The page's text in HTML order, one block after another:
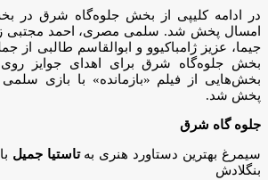
در ادامه کلیپی از بخش جلوه‌گاه شرق در
امسال پخش شد. سلمی مصری، احمد مجتبی
جیما، عزیز ژامباکیوو و ابوالقاسم طالبی از
بخش جلوه‌گاه شرق برای اهدای جوایز
بخش‌هایی از فیلم «بازمانده» با بازی
پخش شد.
جلوه گاه شرق
سیمرغ بهترین دستاورد هنری بهتاستیا جمیل
بنگلادش